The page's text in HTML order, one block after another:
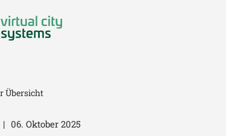
Übersicht
| 06. Oktober 2025